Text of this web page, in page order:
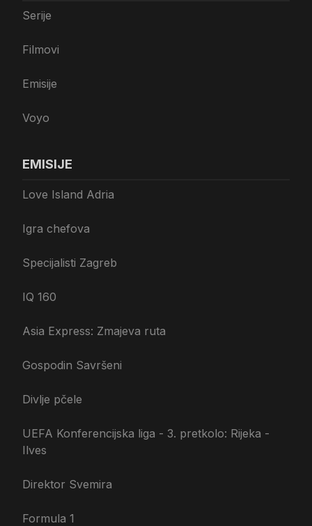
Serije
Filmovi
Emisije
Voyo
EMISIJE
Love Island Adria
Igra chefova
Specijalisti Zagreb
IQ 160
Asia Express: Zmajeva ruta
Gospodin Savršeni
Divlje pčele
UEFA Konferencijska liga - 3. pretkolo: Rijeka -
Ilves
Direktor Svemira
Formula 1